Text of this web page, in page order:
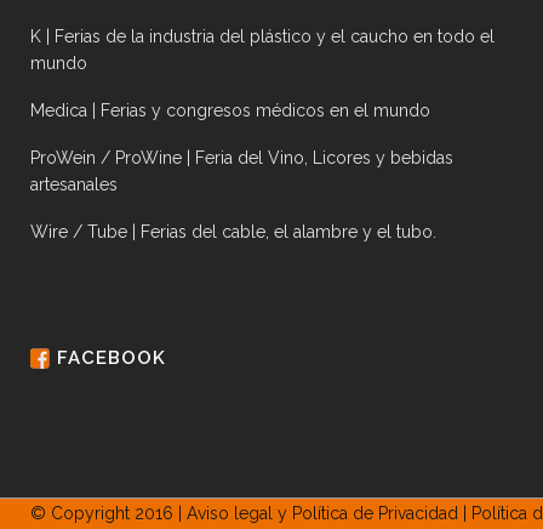
K | Ferias de la industria del plástico y el caucho en todo el
mundo
Medica | Ferias y congresos médicos en el mundo
ProWein / ProWine | Feria del Vino, Licores y bebidas
artesanales
Wire / Tube | Ferias del cable, el alambre y el tubo.
FACEBOOK
© Copyright 2016 | Aviso legal y Política de Privacidad Política